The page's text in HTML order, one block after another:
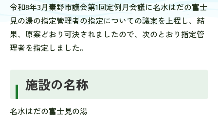
令和8年3月秦野市議会第1回定例月会議に名水はだの富士
見の湯の指定管理者の指定についての議案を上程し、結
果、原案どおり可決されましたので、次のとおり指定管
理者を指定しました。
施設の名称
名水はだの富士見の湯